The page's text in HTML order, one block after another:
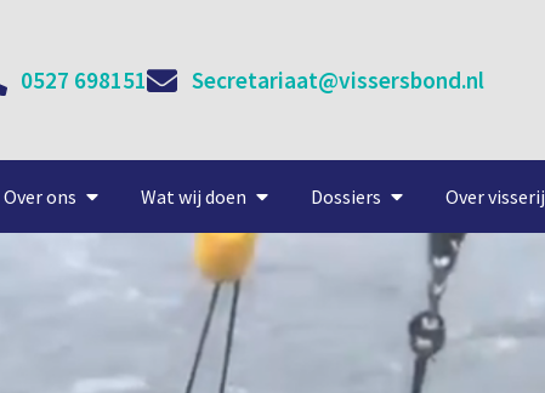
0527 698151 Secretariaat@vissersbond.nl
Over ons Wat wij doen Dossiers Over visserij